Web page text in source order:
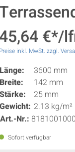
45,64 €*/
Preise inkl. MwSt. zzgl.
Länge:
3600 mm
Breite:
142 mm
Stärke:
25 mm
Gewicht: 2.13 kg/m²
Art.-Nr.:
Sofort verfügbar